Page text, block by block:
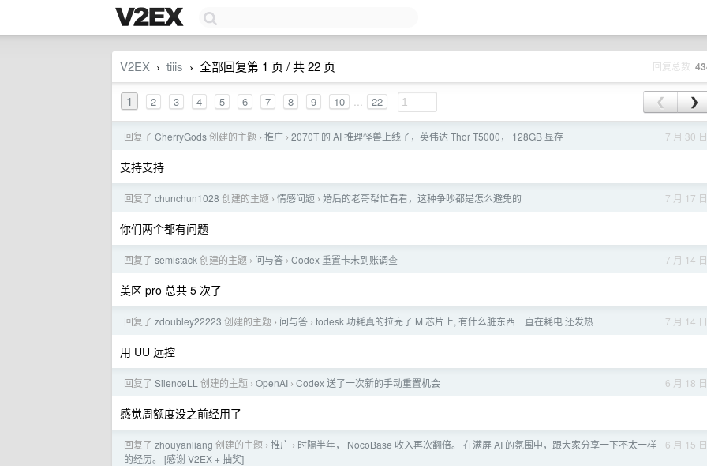
V2EX › tiiis › 全部回复第 1 页 / 共 22 页 回复总数
1 2 3 4 5 6 7 8 9 10 ... 22 ❮ ❯
7 月 30 日
回复了 CherryGods创建的主题 › 推广 › 2070T 的 AI 推理怪兽上线了，英伟达 Thor T5000， 128GB 显存
支持支持
7 月 17 日
回复了 chunchun1028 创建的主题 › 情感问题 › 婚后的老哥帮忙看看，这种争吵都是怎么避免的
你们两个都有问题
7 月 14 日
回复了 semistack创建的主题 › 问与答 › Codex 重置卡未到账调查
美区 pro 总共 5 次了
7 月 14 日
回复了 zdoubley22223 创建的主题 › 问与答 › todesk 功耗真的拉完了 M 芯片上, 有什么脏东西一直在耗电 还发热
用 UU 远控
6 月 18 日
回复了 SilenceLL 创建的主题 › OpenAI › Codex 送了一次新的手动重置机会
感觉周额度没之前经用了
6 月 15 日
回复了 zhouyanliang 创建的主题 › 推广 › 时隔半年， NocoBase 收入再次翻倍。 在满屏 AI 的氛围中，跟大家分享一下不太一样
的经历。 [感谢 V2EX + 抽奖]